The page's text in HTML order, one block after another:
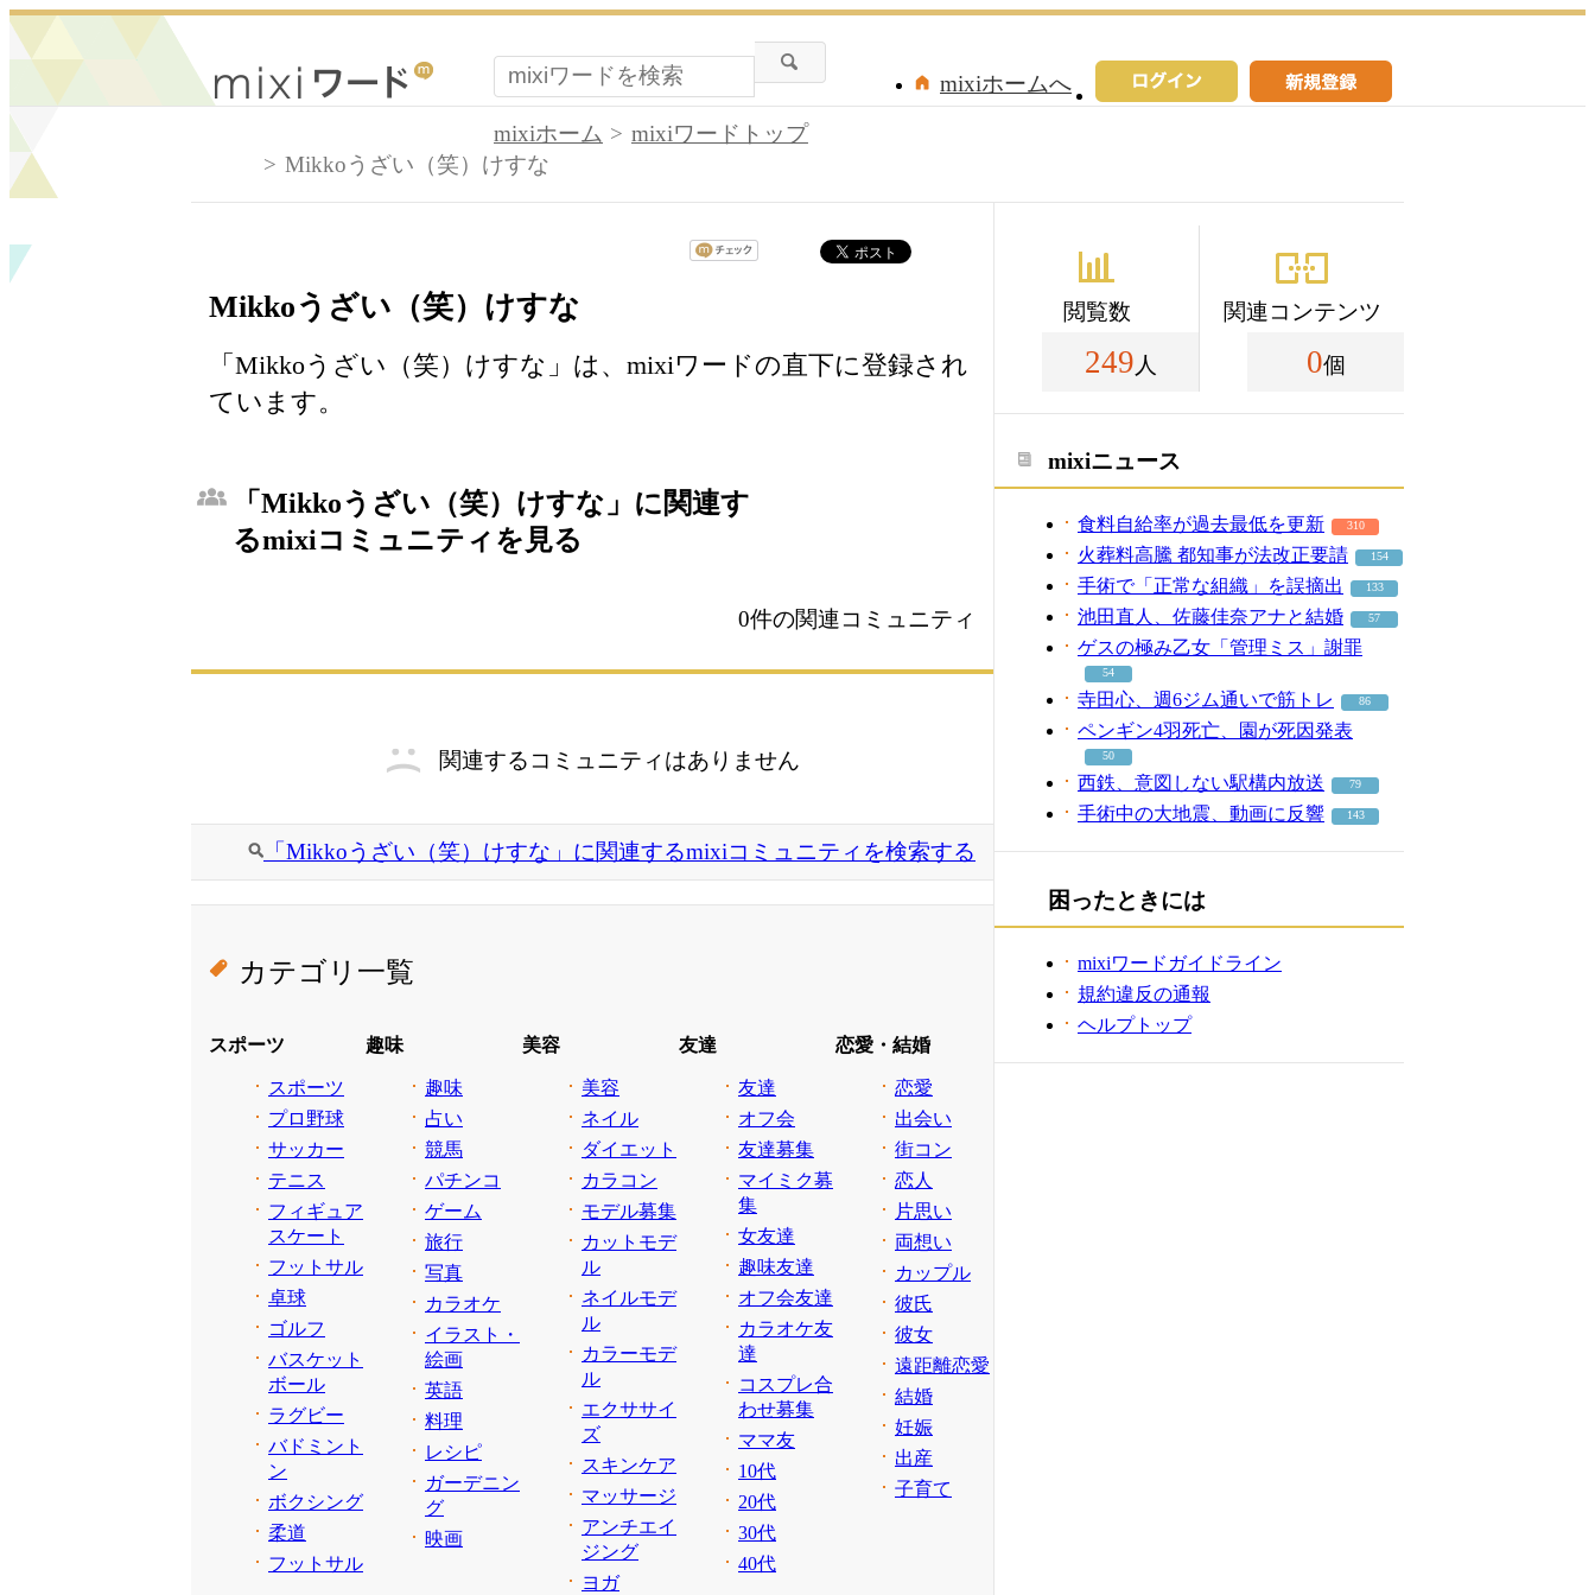
mixiホームへ
mixiホーム
mixiワードトップ
Mikkoうざい（笑）けすな
Mikkoうざい（笑）けすな
「Mikkoうざい（笑）けすな」は、mixiワードの直下に登録され
ています。
「Mikkoうざい（笑）けすな」に関連す
るmixiコミュニティを見る
0件の関連コミュニティ
関連するコミュニティはありません
「Mikkoうざい（笑）けすな」に関連するmixiコミュニティを検索する
カテゴリ一覧
スポーツ
スポーツ
プロ野球
サッカー
テニス
フィギュア
スケート
フットサル
卓球
ゴルフ
バスケット
ボール
ラグビー
バドミント
ン
ボクシング
柔道
フットサル
趣味
趣味
占い
競馬
パチンコ
ゲーム
旅行
写真
カラオケ
イラスト・
絵画
英語
料理
レシピ
ガーデニン
グ
映画
美容
美容
ネイル
ダイエット
カラコン
モデル募集
カットモデ
ル
ネイルモデ
ル
カラーモデ
ル
エクササイ
ズ
スキンケア
マッサージ
アンチエイ
ジング
ヨガ
友達
友達
オフ会
友達募集
マイミク募
集
女友達
趣味友達
オフ会友達
カラオケ友
達
コスプレ合
わせ募集
ママ友
10代
20代
30代
40代
恋愛・結婚
恋愛
出会い
街コン
恋人
片思い
両想い
カップル
彼氏
彼女
遠距離恋愛
結婚
妊娠
出産
子育て
閲覧数
249 人
関連コンテンツ
0個
mixiニュース
食料自給率が過去最低を更新 310
火葬料高騰 都知事が法改正要請 154
手術で「正常な組織」を誤摘出 133
池田直人、佐藤佳奈アナと結婚 57
ゲスの極み乙女「管理ミス」謝罪
54
寺田心、週6ジム通いで筋トレ 86
ペンギン4羽死亡、園が死因発表
50
西鉄、意図しない駅構内放送 79
手術中の大地震、動画に反響 143
困ったときには
mixiワードガイドライン
規約違反の通報
ヘルプトップ